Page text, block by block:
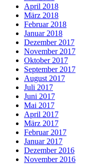
April 2018
März 2018
Februar 2018
Januar 2018
Dezember 2017
November 2017
Oktober 2017
September 2017
August 2017
Juli 2017
Juni 2017
Mai 2017
April 2017
März 2017
Februar 2017
Januar 2017
Dezember 2016
November 2016